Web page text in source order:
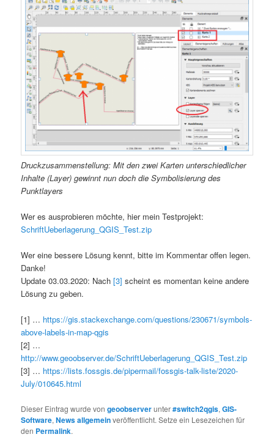
Druckzusammenstellung: Mit den zwei Karten unterschiedlicher
Inhalte (Layer) gewinnt nun doch die Symbolisierung des
Punktlayers
Wer es ausprobieren möchte, hier mein Testprojekt:
SchriftUeberlagerung_QGIS_Test.zip
Wer eine bessere Lösung kennt, bitte im Kommentar offen legen.
Danke!
Update 03.03.2020: Nach[3] scheint es momentan keine andere
Lösung zu geben.
[1] … https://gis.stackexchange.com/questions/230671/symbols-
above-labels-in-map-qgis
[2] …
http://www.geoobserver.de/SchriftUeberlagerung_QGIS_Test.zip
[3] … https://lists.fossgis.de/pipermail/fossgis-talk-liste/2020-
July/010645.html
Dieser Eintrag wurde vongeoobserverunter#switch2qgis,GIS-
Software,News allgemeinveröffentlicht. Setze ein Lesezeichen für
den Permalink.